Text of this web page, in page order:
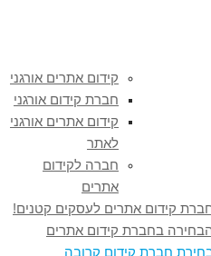
קידום אתרים אורגני
חברת קידום אורגני
קידום אתרים אורגני
לאתר
חברה לקידום
אתרים
קידום אתרים לעסקים קטנים!
בחברת קידום אתרים
חברת קידום קרובה